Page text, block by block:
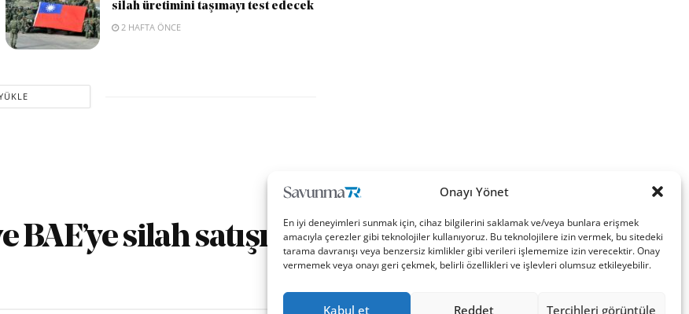
Onayı Yönet
En iyi deneyimleri sunmak için, cihaz bilgilerini saklamak ve/veya bunlara erişmek
amacıyla çerezler gibi teknolojiler kullanıyoruz. Bu teknolojilere izin vermek, bu sitedeki
tarama davranışı veya benzersiz kimlikler gibi verileri işlememize izin verecektir. Onay
vermemek veya onayı geri çekmek, belirli özellikleri ve işlevleri olumsuz etkileyebilir.
Kabul et Reddet Tercihleri görüntüle
silah üretimini taşımayı test edecek
2 HAFTA ÖNCE
silah satışını